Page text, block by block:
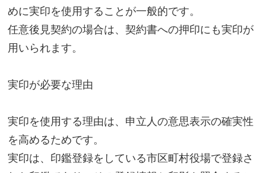
めに実印を使用することが一般的です。
任意後見契約の場合は、契約書への押印にも実印が
用いられます。
実印が必要な理由
実印を使用する理由は、申立人の意思表示の確実性
を高めるためです。
実印は、印鑑登録をしている市区町村役場で登録さ